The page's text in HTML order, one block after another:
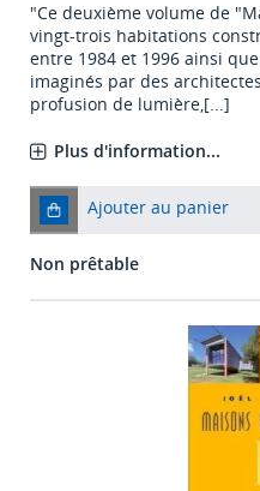
"Ce deuxième volume de
vingt-trois habitations
entre 1984 et 1996 ainsi
imaginés par des
profusion de lumière,[...]
Plus d'information...
Ajouter au panier
Non prêtable